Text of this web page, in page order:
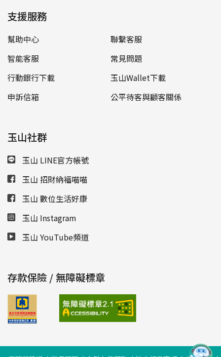
支援服務
幫助中心
聯繫客服
智能客服
常見問題
行動銀行下載
玉山Wallet下載
申訴信箱
公平待客與顧客關係
玉山社群
玉山 LINE官方帳號
玉山 招財納福喵喵
玉山 數位生活好康
玉山 Instagram
玉山 YouTube頻道
存款保險 / 無障礙標章